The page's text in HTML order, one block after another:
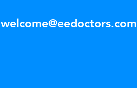
welcome@eedoctors.com